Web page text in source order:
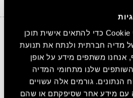
אנחנו משתמשים בקובצי Cookie כדי להתאים אישית תוכן
מדיה חברתית ולנתח את תנועת
משתפים מידע על אופן
שלנו מתחומי המדיה
הנתונים. גורמים אלה עשויים
עם מידע אחר שסיפקתם או שהם
הזמנה באתר
הירשמו בחינם ובקלות קבלו 10% הנחה על כל הזמנה
באתר.
בחינם!